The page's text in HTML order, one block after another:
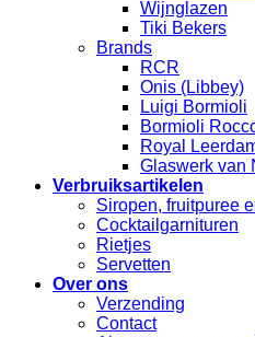
Wijnglazen
Tiki Bekers
Brands
RCR
Onis (Libbey)
Luigi Bormioli
Bormioli
Royal
Glaswerk van
Verbruiksartikelen
Siropen, fruitpuree
Cocktailgarnituren
Rietjes
Servetten
Over ons
Verzending
Contact